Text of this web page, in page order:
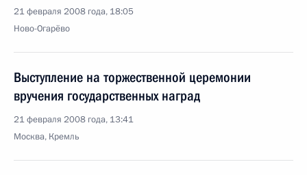
21 февраля 2008 года, 18:05
Ново-Огарёво
Выступление на торжественной церемонии
вручения государственных наград
21 февраля 2008 года, 13:41
Москва, Кремль